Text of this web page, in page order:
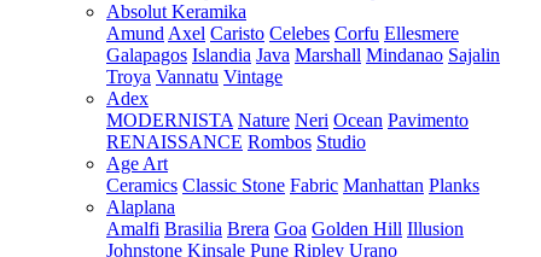
Absolut Keramika
Amund Axel Caristo Celebes Corfu Ellesmere
Galapagos Islandia Java Marshall Mindanao Sajalin
Troya Vannatu Vintage
Adex
MODERNISTA Nature Neri Ocean Pavimento
RENAISSANCE Rombos Studio
Age Art
Ceramics Classic Stone Fabric Manhattan Planks
Alaplana
Amalfi Brasilia Brera Goa Golden Hill Illusion
Johnstone Kinsale Pune Ripley Urano